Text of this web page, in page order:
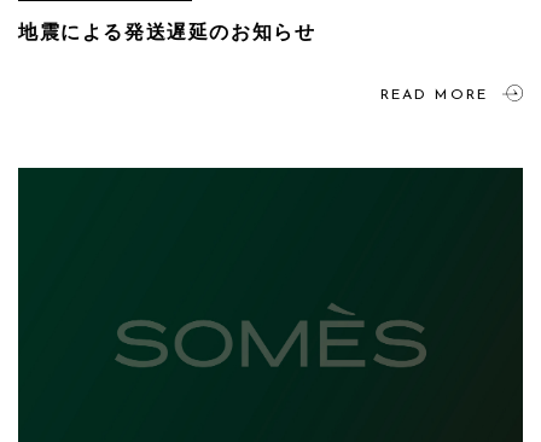
地震による発送遅延のお知らせ
READ MORE